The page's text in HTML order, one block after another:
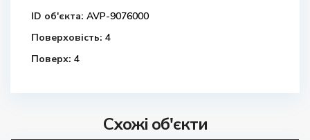
ID об'єкта: AVP-9076000
Поверховість: 4
Поверх: 4
Схожі об'єкти